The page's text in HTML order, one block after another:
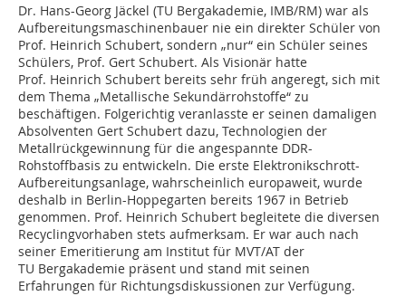
Dr. Hans-Georg Jäckel (TU Bergakademie, IMB/RM) war als
Aufbereitungsmaschinenbauer nie ein direkter Schüler von
Prof. Heinrich Schubert, sondern „nur“ ein Schüler seines
Schülers, Prof. Gert Schubert. Als Visionär hatte
Prof. Heinrich Schubert bereits sehr früh angeregt, sich mit
dem Thema „Metallische Sekundärrohstoffe“ zu
beschäftigen. Folgerichtig veranlasste er seinen damaligen
Absolventen Gert Schubert dazu, Technologien der
Metallrückgewinnung für die angespannte DDR-
Rohstoffbasis zu entwickeln. Die erste Elektronikschrott-
Aufbereitungsanlage, wahrscheinlich europaweit, wurde
deshalb in Berlin-Hoppegarten bereits 1967 in Betrieb
genommen. Prof. Heinrich Schubert begleitete die diversen
Recyclingvorhaben stets aufmerksam. Er war auch nach
seiner Emeritierung am Institut für MVT/AT der
TU Bergakademie präsent und stand mit seinen
Erfahrungen für Richtungsdiskussionen zur Verfügung.